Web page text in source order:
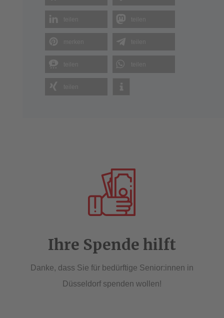
Ihre Spende hilft
Danke, dass Sie für bedürftige Senior:innen in
Düsseldorf spenden wollen!